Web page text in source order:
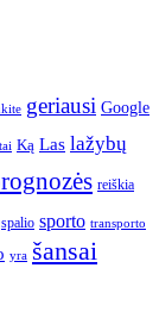
geriausi Google
Ką Las lažybų
reiškia
spalio sporto transporto
yra šansai